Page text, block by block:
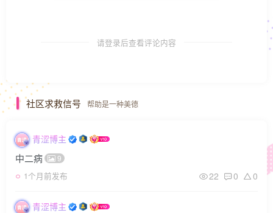
请登录后查看评论内容
社区求救信号 帮助是一种美德
青涩博主
中二病 9
1个月前发布 22 0 0
青涩博主